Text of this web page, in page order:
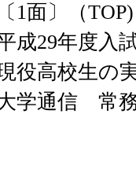
〔1面〕（TOP)
成29年度入
役高校生の
学通信 常